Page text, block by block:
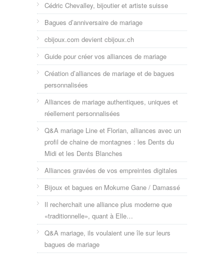
Cédric Chevalley, bijoutier et artiste suisse
Bagues d’anniversaire de mariage
cbijoux.com devient cbijoux.ch
Guide pour créer vos alliances de mariage
Création d’alliances de mariage et de bagues
personnalisées
Alliances de mariage authentiques, uniques et
réellement personnalisées
Q&A mariage Line et Florian, alliances avec un
profil de chaine de montagnes : les Dents du
Midi et les Dents Blanches
Alliances gravées de vos empreintes digitales
Bijoux et bagues en Mokume Gane / Damassé
Il recherchait une alliance plus moderne que
«traditionnelle», quant à Elle…
Q&A mariage, ils voulaient une île sur leurs
bagues de mariage